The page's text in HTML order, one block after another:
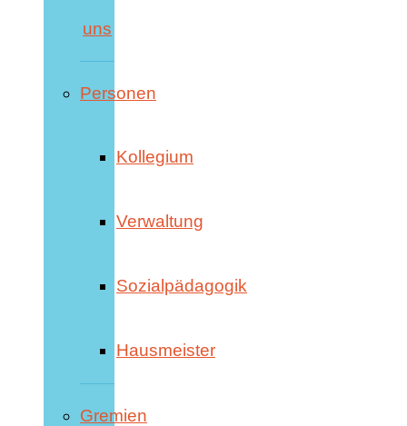
uns
Personen
Kollegium
Verwaltung
Sozialpädagogik
Hausmeister
Gremien